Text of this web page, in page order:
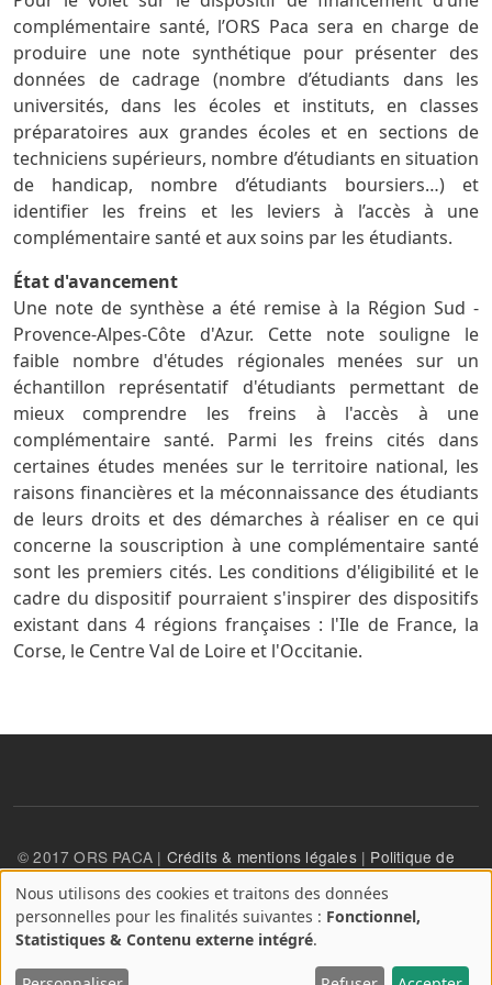
complémentaire santé, l’ORS Paca sera en charge de
produire une note synthétique pour présenter des
données de cadrage (nombre d’étudiants dans les
universités, dans les écoles et instituts, en classes
préparatoires aux grandes écoles et en sections de
techniciens supérieurs, nombre d’étudiants en situation
de handicap, nombre d’étudiants boursiers…) et
identifier les freins et les leviers à l’accès à une
complémentaire santé et aux soins par les étudiants.
État d'avancement
Une note de synthèse a été remise à la Région Sud -
Provence-Alpes-Côte d'Azur. Cette note souligne le
faible nombre d'études régionales menées sur un
échantillon représentatif d'étudiants permettant de
mieux comprendre les freins à l'accès à une
complémentaire santé. Parmi les freins cités dans
certaines études menées sur le territoire national, les
raisons financières et la méconnaissance des étudiants
de leurs droits et des démarches à réaliser en ce qui
concerne la souscription à une complémentaire santé
sont les premiers cités. Les conditions d'éligibilité et le
cadre du dispositif pourraient s'inspirer des dispositifs
existant dans 4 régions françaises : l'Ile de France, la
Corse, le Centre Val de Loire et l'Occitanie.
© 2017 ORS PACA | Crédits & mentions légales| Politique de
confidentialité
User account menu
Se connecter
A
propos
Nous utilisons des cookies et traitons des données
personnelles pour les finalités suivantes : Fonctionnel,
Statistiques & Contenu externe intégré.